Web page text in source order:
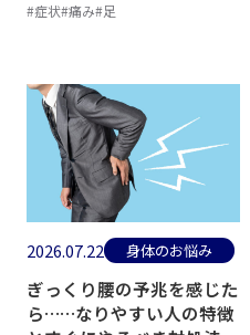
#症状#痛み#足
2026.07.22 身体のお悩み
ぎっくり腰の予兆を感じた
ら……なりやすい人の特徴